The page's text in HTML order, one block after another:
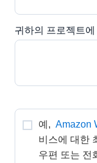
귀하의 프로젝트
예, Amazon
비스에 대한
우편 또는 전